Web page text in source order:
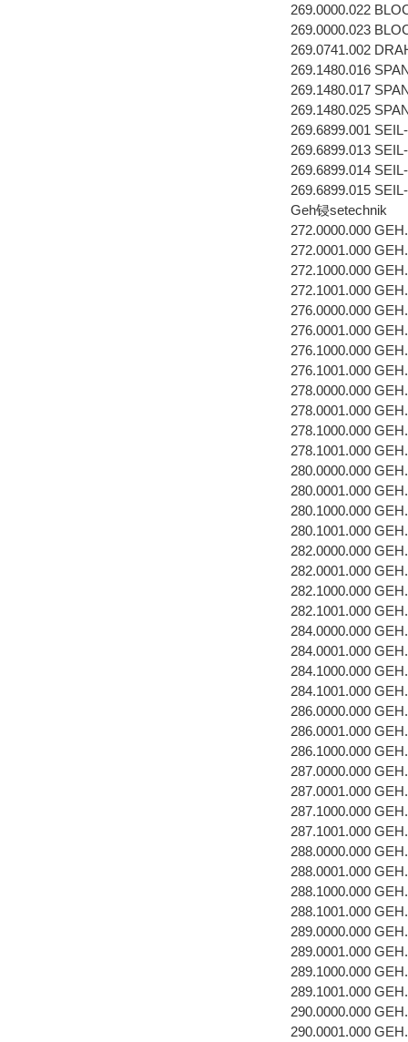
269.0000.022
269.0000.023
269.0741.002
269.1480.016
269.1480.017
269.1480.025
269.6899.001
269.6899.013
269.6899.014
269.6899.015
Geh锓setechnik
272.0000.000
272.0001.000
272.1000.000
272.1001.000
276.0000.000
276.0001.000
276.1000.000
276.1001.000
278.0000.000
278.0001.000
278.1000.000
278.1001.000
280.0000.000
280.0001.000
280.1000.000
280.1001.000
282.0000.000
282.0001.000
282.1000.000
282.1001.000
284.0000.000
284.0001.000
284.1000.000
284.1001.000
286.0000.000
286.0001.000
286.1000.000
287.0000.000
287.0001.000
287.1000.000
287.1001.000
288.0000.000
288.0001.000
288.1000.000
288.1001.000
289.0000.000
289.0001.000
289.1000.000
289.1001.000
290.0000.000
290.0001.000